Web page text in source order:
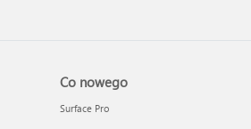
Co nowego
Surface Pro